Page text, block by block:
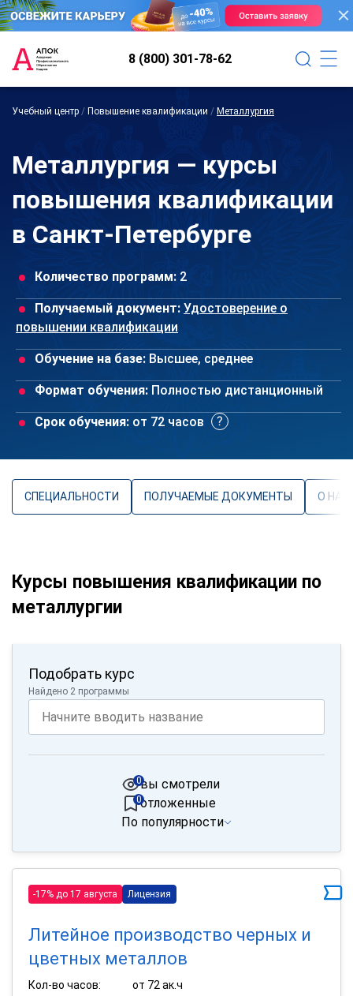
8 (800) 301-78-62
Учебный центр / Повышение квалификации / Металлургия
Металлургия — курсы
повышения квалификации
в Санкт-Петербурге
Количество программ: 2
Получаемый документ: Удостоверение о
повышении квалификации
Обучение на базе: Высшее, среднее
Формат обучения: Полностью дистанционный
Срок обучения: от 72 часов
СПЕЦИАЛЬНОСТИ ПОЛУЧАЕМЫЕ ДОКУМЕНТЫ О
Курсы повышения квалификации по
металлургии
Подобрать курс
Найдено 2 программы
вы смотрели
0
отложенные
0
По популярности
-17% до 17 августа Лицензия
Литейное производство черных и
цветных металлов
Кол-во часов:
от 72 ак.ч